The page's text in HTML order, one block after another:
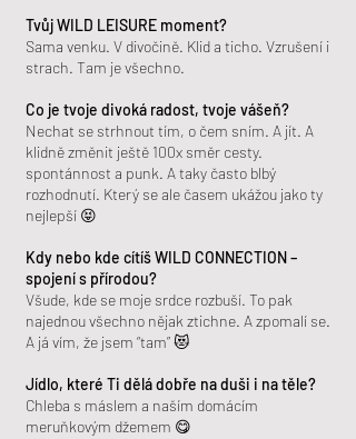
Tvůj WILD LEISURE moment?
Sama venku. V divočině. Klid a ticho. Vzrušení i
strach. Tam je všechno.
Co je tvoje divoká radost, tvoje vášeň?
Nechat se strhnout tím, o čem sním. A jít. A
klidně změnit ještě 100x směr cesty.
spontánnost a punk. A taky často blbý
rozhodnutí. Který se ale časem ukážou jako ty
nejlepší 😝
Kdy nebo kde cítíš WILD CONNECTION –
spojení s přírodou?
Všude, kde se moje srdce rozbuší. To pak
najednou všechno nějak ztichne. A zpomalí se.
A já vím, že jsem “tam” 😻
Jídlo, které Ti dělá dobře na duši i na těle?
Chleba s máslem a naším domácím
meruňkovým džemem 😋